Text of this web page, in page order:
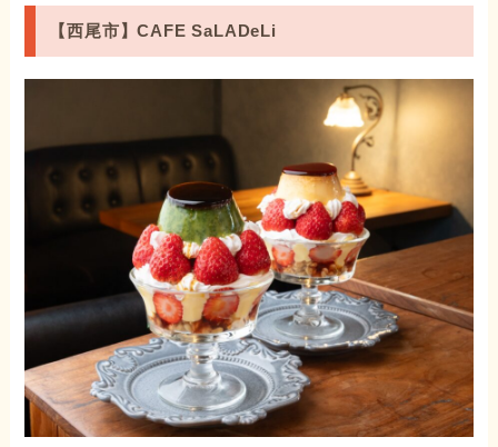
【西尾市】CAFE SaLADeLi